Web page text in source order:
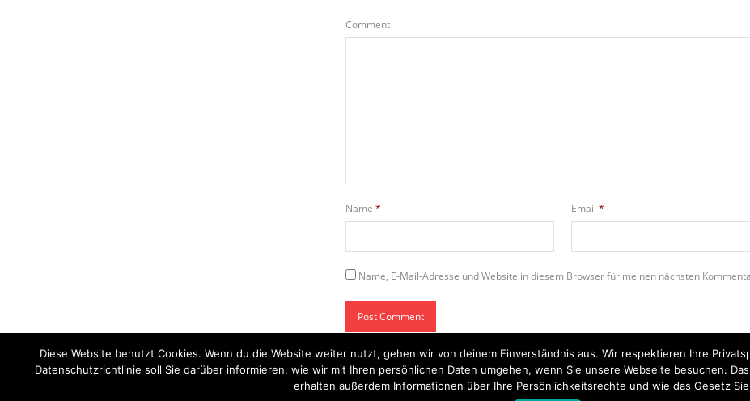
Comment
Name * Email *
Name, E-Mail-Adresse und Website in diesem Browser für meinen nächsten
Startseite Einsätze Mitglied werden Über uns Bilder Kontakt
Diese Website benutzt Cookies. Wenn du die Website weiter nutzt, gehen wir von deinem Einverständnis aus. Wir respektieren Ihre
Datenschutzrichtlinie soll Sie darüber informieren, wie wir mit Ihren persönlichen Daten umgehen, wenn Sie unsere Webseite besuchen.
erhalten außerdem Informationen über Ihre Persönlichkeitsrechte und wie das Gesetz